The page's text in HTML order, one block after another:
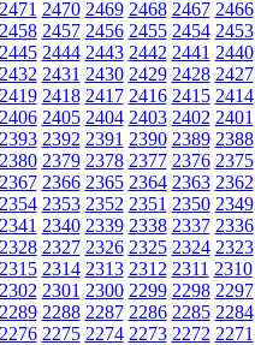
2471 2470 2469 2468 2467 2466
2458 2457 2456 2455 2454 2453
2445 2444 2443 2442 2441 2440
2432 2431 2430 2429 2428 2427
2419 2418 2417 2416 2415 2414
2406 2405 2404 2403 2402 2401
2393 2392 2391 2390 2389 2388
2380 2379 2378 2377 2376 2375
2367 2366 2365 2364 2363 2362
2354 2353 2352 2351 2350 2349
2341 2340 2339 2338 2337 2336
2328 2327 2326 2325 2324 2323
2315 2314 2313 2312 2311 2310
2302 2301 2300 2299 2298 2297
2289 2288 2287 2286 2285 2284
2276 2275 2274 2273 2272 2271